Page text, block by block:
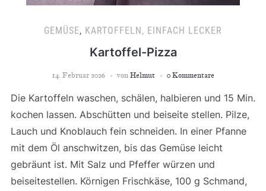
GEMÜSE, KARTOFFELN, EINFACH LECKER
Kartoffel-Pizza
14. Februar 2026 von Helmut 0 Kommentare
Die Kartoffeln waschen, schälen, halbieren und 15 Min.
kochen lassen. Abschütten und beiseite stellen. Pilze,
Lauch und Knoblauch fein schneiden. In einer Pfanne
mit dem Öl anschwitzen, bis das Gemüse leicht
gebräunt ist. Mit Salz und Pfeffer würzen und
beiseitestellen. Körnigen Frischkäse, 100 g Schmand,